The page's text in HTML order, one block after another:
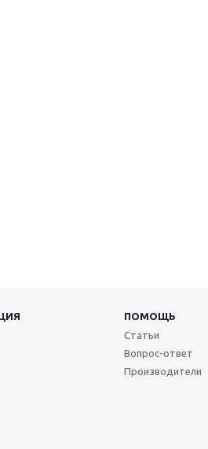
ПОМОЩЬ
Статьи
Вопрос-ответ
Производители